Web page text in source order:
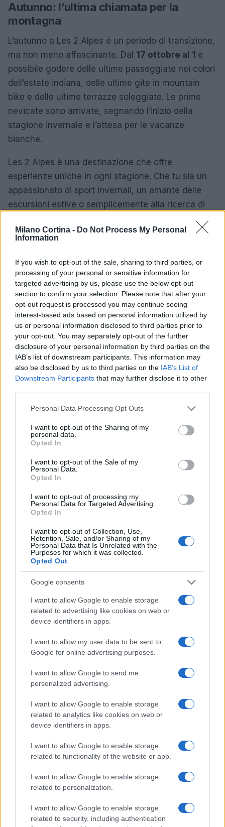
Milano Cortina - Do Not Process My Personal
Information
If you wish to opt-out of the sale, sharing to third parties, or
processing of your personal or sensitive information for
targeted advertising by us, please use the below opt-out
section to confirm your selection. Please note that after your
opt-out request is processed you may continue seeing
interest-based ads based on personal information utilized by
us or personal information disclosed to third parties prior to
your opt-out. You may separately opt-out of the further
disclosure of your personal information by third parties on the
IAB’s list of downstream participants. This information may
also be disclosed by us to third parties on the IAB’s List of
Downstream Participants that may further disclose it to other
Please note that this website/app uses one or more Google
not limited to your visit or usage behaviour. You may click to
grant or deny consent to Google and its third-party tags to
use your data for below specified purposes in below Google
consent section.
Personal Data Processing Opt Outs
I want to opt-out of the Sharing of my
personal data.
Opted In
I want to opt-out of the Sale of my
Personal Data.
Opted In
I want to opt-out of processing my
Personal Data for Targeted Advertising.
Opted In
I want to opt-out of Collection, Use,
Retention, Sale, and/or Sharing of my
Personal Data that Is Unrelated with the
Purposes for which it was collected.
Opted Out
Google consents
I want to allow Google to enable storage
related to advertising like cookies on web or
device identifiers in apps.
I want to allow my user data to be sent to
Google for online advertising purposes.
I want to allow Google to send me
personalized advertising.
I want to allow Google to enable storage
related to analytics like cookies on web or
device identifiers in apps.
I want to allow Google to enable storage
related to functionality of the website or app.
I want to allow Google to enable storage
related to personalization.
I want to allow Google to enable storage
related to security, including authentication
Autunno: l’ultima chiamata per la
montagna
L’autunno a Les 2 Alpes è un periodo di transizione,
ma non meno affascinante. Dal 17 ottobre al 1 è
possibile godere delle ultime passeggiate nei colori
dell’estate indiana, delle ultime gite in mountain
bike e delle ultime terrazze soleggiate. Le prime
nevicate sono arrivate, segnando l’inizio della
stagione invernale e l’attesa per le vacanze
bianche.
Les 2 Alpes è una destinazione che offre
esperienze uniche in ogni stagione. Che tu sia un
appassionato di sport invernali, un amante delle
escursioni estive o semplicemente alla ricerca di
un po’ di relax in montagna, questa località alpina
ha qualcosa da offrire a tutti. Prenota il tuo
Alpes ha in serbo per te.
AUTORE
Marco Tessari
Marco Tessari, giornalista trentino
specializzato in sport invernali e montagna,
segue da anni Coppa del Mondo di sci,
Olimpiadi invernali e alpinismo; racconta gare,
atleti e cultura della montagna con
competenza tecnica e passione per le terre
alte.
Continua a leggere
SCI ACROBATICO
La vita di Giuseppe Mitta, guida alpina di Torre Santa